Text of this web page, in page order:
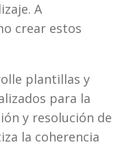
A
crear estos
plantillas y
para la
y resolución de
la coherencia